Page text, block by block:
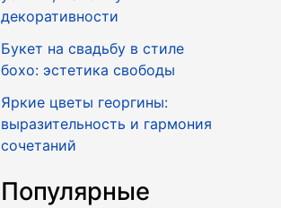
декоративности
Букет на свадьбу в стиле
бохо: эстетика свободы
Яркие цветы георгины:
выразительность и гармония
сочетаний
Популярные